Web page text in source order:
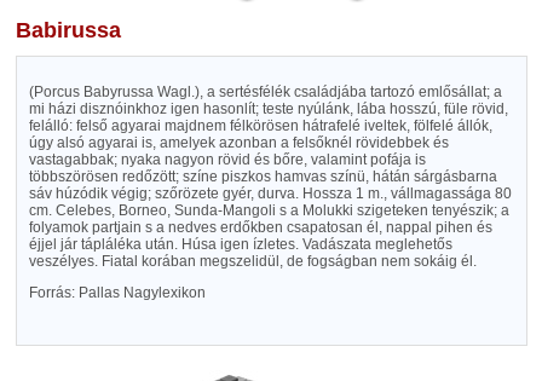
Babirussa
(Porcus Babyrussa Wagl.), a sertésfélék családjába tartozó emlősállat; a
mi házi disznóinkhoz igen hasonlít; teste nyúlánk, lába hosszú, füle rövid,
felálló: felső agyarai majdnem félkörösen hátrafelé iveltek, fölfelé állók,
úgy alsó agyarai is, amelyek azonban a felsőknél rövidebbek és
vastagabbak; nyaka nagyon rövid és bőre, valamint pofája is
többszörösen redőzött; színe piszkos hamvas színü, hátán sárgásbarna
sáv húzódik végig; szőrözete gyér, durva. Hossza 1 m., vállmagassága 80
cm. Celebes, Borneo, Sunda-Mangoli s a Molukki szigeteken tenyészik; a
folyamok partjain s a nedves erdőkben csapatosan él, nappal pihen és
éjjel jár tápláléka után. Húsa igen ízletes. Vadászata meglehetős
veszélyes. Fiatal korában megszelidül, de fogságban nem sokáig él.
Forrás: Pallas Nagylexikon